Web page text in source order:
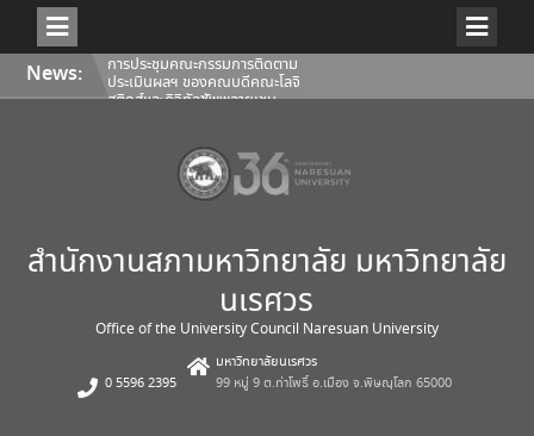
Skip
content
News: การประชุมคณะกรรมการติดตาม
ประเมินผลฯ ของคณบดีคณะโลจิ
สติกส์และดิจิทัลซัพพลายเชน
ครั้งที่ 350 (8/2569) วันเสาร์ที่ 1
สิงหาคม 2569
การประชุมคณะกรรมการติดตาม
ประเมินผลฯ ของคณบดีคณะ
สำนักงานสภามหาวิทยาลัย มหาวิทยาลัย
นเรศวร
Office of the University Council Naresuan University
0 5596 2395
มหาวิทยาลัยนเรศวร
99 หมู่ 9 ต.ท่าโพธิ์ อ.เมือง จ.พิษณุโลก 65000